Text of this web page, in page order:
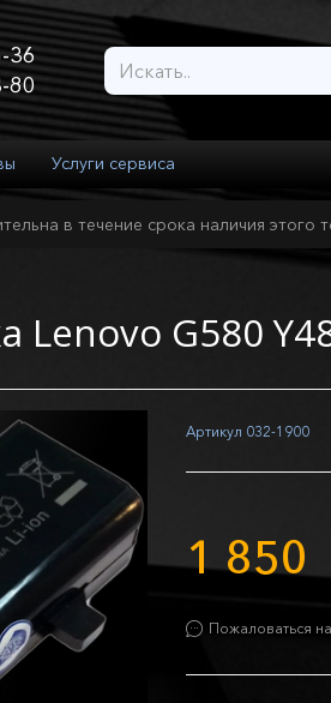
36
80
Услуги сервиса
в течение срока наличия этого
Lenovo G580
Артикул 032-1900
1 850
Пожаловаться